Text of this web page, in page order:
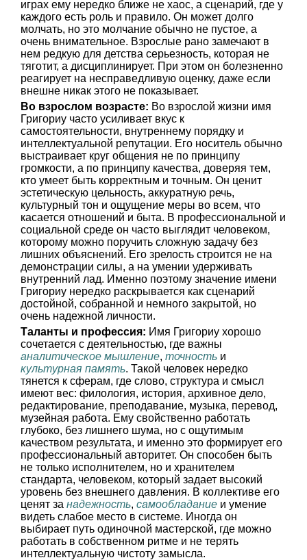
играх ему нередко ближе не хаос, а сценарий, где у
каждого есть роль и правило. Он может долго
молчать, но это молчание обычно не пустое, а
очень внимательное. Взрослые рано замечают в
нем редкую для детства серьезность, которая не
тяготит, а дисциплинирует. При этом он болезненно
реагирует на несправедливую оценку, даже если
внешне никак этого не показывает.
Во взрослом возрасте: Во взрослой жизни имя
Григориу часто усиливает вкус к
самостоятельности, внутреннему порядку и
интеллектуальной репутации. Его носитель обычно
выстраивает круг общения не по принципу
громкости, а по принципу качества, доверяя тем,
кто умеет быть корректным и точным. Он ценит
эстетическую цельность, аккуратную речь,
культурный тон и ощущение меры во всем, что
касается отношений и быта. В профессиональной и
социальной среде он часто выглядит человеком,
которому можно поручить сложную задачу без
лишних объяснений. Его зрелость строится не на
демонстрации силы, а на умении удерживать
внутренний лад. Именно поэтому значение имени
Григориу нередко раскрывается как сценарий
достойной, собранной и немного закрытой, но
очень надежной личности.
Таланты и профессия: Имя Григориу хорошо
сочетается с деятельностью, где важны
аналитическое мышление, точность и
культурная память. Такой человек нередко
тянется к сферам, где слово, структура и смысл
имеют вес: филология, история, архивное дело,
редактирование, преподавание, музыка, перевод,
музейная работа. Ему свойственно работать
глубоко, без лишнего шума, но с ощутимым
качеством результата, и именно это формирует его
профессиональный авторитет. Он способен быть
не только исполнителем, но и хранителем
стандарта, человеком, который задает высокий
уровень без внешнего давления. В коллективе его
ценят за надежность, самообладание и умение
видеть слабое место в системе. Иногда он
выбирает путь одиночной мастерской, где можно
работать в собственном ритме и не терять
интеллектуальную чистоту замысла.